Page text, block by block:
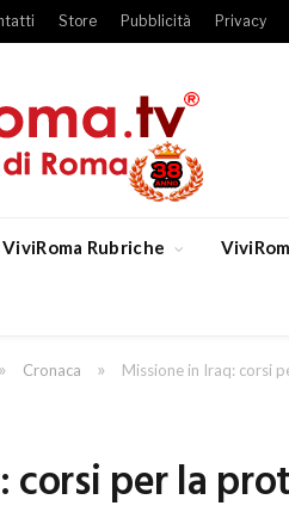
Store Pubblicità Privacy
ViviRoma Rubriche
» Cronaca » Missione in Iraq: corsi
corsi per la